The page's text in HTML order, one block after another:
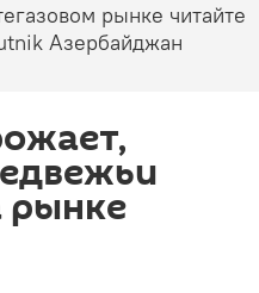
рынке читайте
Азербайджан
рынке